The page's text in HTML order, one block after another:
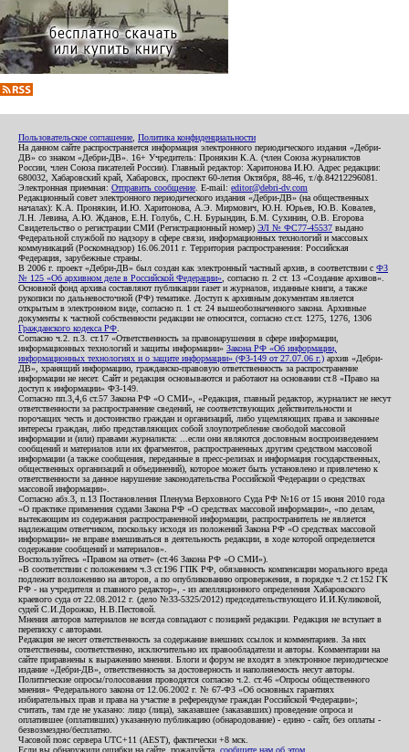
Пользовательское соглашение Политика конфиденциальности
На данном сайте распространяется информация электронного периодического издания «Дебри-
ДВ» со знаком «Дебри-ДВ». 16+ Учредитель: Пронякин К.А. (член Союза журналистов
России, член Союза писателей России). Главный редактор: Харитонова И.Ю. Адрес редакции:
680032, Хабаровский край, Хабаровск, проспект 60-летия Октября, 88-46, т./ф.84212296081.
Электронная приемная: Отправить сообщение . E-mail: editor@debri-dv.com
Редакционный совет электронного периодического издания «Дебри-ДВ» (на общественных
началах): К.А. Пронякин, И.Ю. Харитонова, А.Э. Мирмович, Ю.Н. Юрьев, Ю.В. Ковалев,
Л.Н. Левина, А.Ю. Жданов, Е.Н. Голубь, С.Н. Бурындин, Б.М. Сухинин, О.В. Егорова
Свидетельство о регистрации СМИ (Регистрационный номер) ЭЛ № ФС77-45537 выдано
Федеральной службой по надзору в сфере связи, информационных технологий и массовых
коммуникаций (Роскомнадзор) 16.06.2011 г. Территория распространения: Российская
Федерация, зарубежные страны.
В 2006 г. проект «Дебри-ДВ» был создан как электронный частный архив, в соответствии с ФЗ
№ 125 «Об архивном деле в Российской Федерации» , согласно п. 2 ст. 13 «Создание архивов».
Основной фонд архива составляют публикации газет и журналов, изданные книги, а также
рукописи по дальневосточной (РФ) тематике. Доступ к архивным документам является
открытым в электронном виде, согласно п. 1 ст. 24 вышеобозначенного закона. Архивные
документы к частной собственности редакции не относятся, согласно ст.ст. 1275, 1276, 1306
Гражданского кодекса РФ
Согласно ч.2. п.3. ст.17 «Ответственность за правонарушения в сфере информации,
информационных технологий и защиты информации» Закона РФ «Об информации,
информационных технологиях и о защите информации» (ФЗ-149 от 27.07.06 г.) архив «Дебри-
ДВ», хранящий информацию, гражданско-правовую ответственность за распространение
информации не несет. Сайт и редакция основываются и работают на основании ст.8 «Право на
доступ к информации» ФЗ-149.
Согласно пп.3,4,6 ст.57 Закона РФ «О СМИ», «Редакция, главный редактор, журналист не несут
ответственности за распространение сведений, не соответствующих действительности и
порочащих честь и достоинство граждан и организаций, либо ущемляющих права и законные
интересы граждан, либо представляющих собой злоупотребление свободой массовой
информации и (или) правами журналиста: ...если они являются дословным воспроизведением
сообщений и материалов или их фрагментов, распространенных другим средством массовой
информации (а также сообщения, переданные в пресс-релизах и информация государственных,
общественных организаций и объединений), которое может быть установлено и привлечено к
ответственности за данное нарушение законодательства Российской Федерации о средствах
массовой информации».
Согласно абз.3, п.13 Постановления Пленума Верховного Суда РФ №16 от 15 июня 2010 года
«О практике применения судами Закона РФ «О средствах массовой информации», «по делам,
вытекающим из содержания распространенной информации, распространитель не является
надлежащим ответчиком, поскольку исходя из положений Закона РФ «О средствах массовой
информации» не вправе вмешиваться в деятельность редакции, в ходе которой определяется
содержание сообщений и материалов».
Воспользуйтесь «Правом на ответ» (ст.46 Закона РФ «О СМИ»).
«В соответствии с положением ч.3 ст.196 ГПК РФ, обязанность компенсации морального вреда
подлежит возложению на авторов, а по опубликованию опровержения, в порядке ч.2 ст.152 ГК
РФ - на учредителя и главного редактор», - из апелляционного определения Хабаровского
краевого суда от 22.08.2012 г. (дело №33-5325/2012) председательствующего И.И.Куликовой,
судей С.И.Дорожко, Н.В.Пестовой.
Мнения авторов материалов не всегда совпадают с позицией редакции. Редакция не вступает в
переписку с авторами.
Редакция не несет ответственность за содержание внешних ссылок и комментариев. За них
ответственны, соответственно, исключительно их правообладатели и авторы. Комментарии на
сайте приравнены к выражению мнения. Блоги и форум не входят в электронное периодическое
издание «Дебри-ДВ», ответственность за достоверность и наполняемость несут авторы.
Политические опросы/голосования проводятся согласно ч.2. ст.46 «Опросы общественного
мнения» Федерального закона от 12.06.2002 г. № 67-ФЗ «Об основных гарантиях
избирательных прав и права на участие в референдуме граждан Российской Федерации»;
считать, там где не указано: лицо (лица), заказавшее (заказавших) проведение опроса и
оплатившее (оплативших) указанную публикацию (обнародование) - едино - сайт, без оплаты -
безвозмездно/бесплатно.
Часовой пояс сервера UTC+11 (AEST), фактически +8 мск.
Если вы обнаружили ошибки на сайте, пожалуйста, сообщите нам об этом